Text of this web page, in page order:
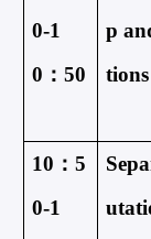
0-1
0：50
p
tions
10：5
0-1